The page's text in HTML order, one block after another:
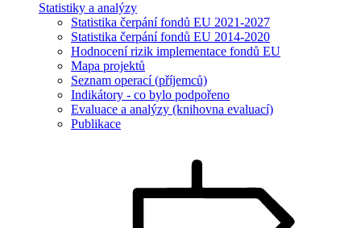
Statistiky a analýzy
Statistika čerpání fondů EU 2021-2027
Statistika čerpání fondů EU 2014-2020
Hodnocení rizik implementace fondů EU
Mapa projektů
Seznam operací (příjemců)
Indikátory - co bylo podpořeno
Evaluace a analýzy (knihovna evaluací)
Publikace